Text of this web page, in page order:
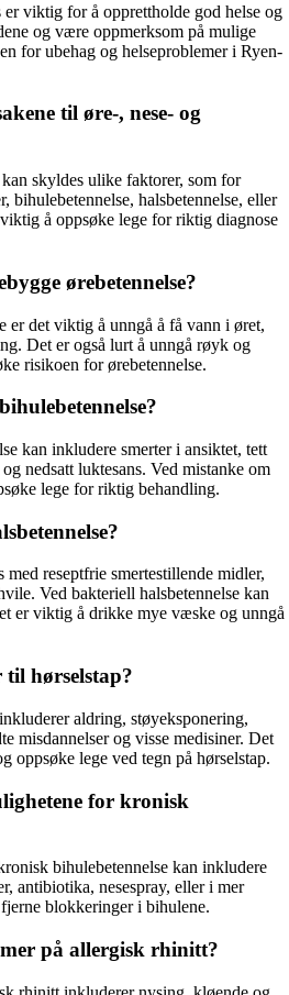
er viktig for å opprettholde god helse og
og være oppmerksom på mulige
for ubehag og helseproblemer i Ryen-
til øre-, nese- og
skyldes ulike faktorer, som for
bihulebetennelse, halsbetennelse, eller
å oppsøke lege for riktig diagnose
ørebetennelse?
er det viktig å unngå å få vann i øret,
Det er også lurt å unngå røyk og
risikoen for ørebetennelse.
kan inkludere smerter i ansiktet, tett
nedsatt luktesans. Ved mistanke om
lege for riktig behandling.
med reseptfrie smertestillende midler,
Ved bakteriell halsbetennelse kan
er viktig å drikke mye væske og unngå
hørselstap?
aldring, støyeksponering,
misdannelser og visse medisiner. Det
oppsøke lege ved tegn på hørselstap.
for kronisk
bihulebetennelse kan inkludere
antibiotika, nesespray, eller i mer
blokkeringer i bihulene.
på allergisk rhinitt?